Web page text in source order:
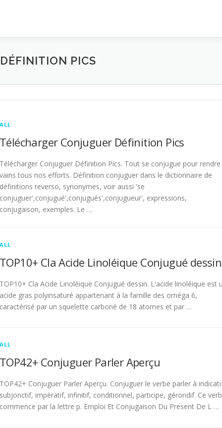
PICS
ALL
Télécharger Conjuguer Définition Pics
Télécharger Conjuguer Définition Pics. Tout se conjugue pour rendre
vains tous nos efforts. Définition conjuguer dans le dictionnaire de
définitions reverso, synonymes, voir aussi 'se
conjuguer',conjugué',conjugués',conjugueur', expressions,
conjugaison, exemples. Le …
ALL
TOP10+ Cla Acide Linoléique Conjugué dessin
TOP10+ Cla Acide Linoléique Conjugué dessin. L'acide linoléique est
acide gras polyinsaturé appartenant à la famille des oméga 6,
caractérisé par un squelette carboné de 18 atomes et par …
ALL
TOP42+ Conjuguer Parler Aperçu
TOP42+ Conjuguer Parler Aperçu. Conjuguer le verbe parler à
subjonctif, impératif, infinitif, conditionnel, participe, gérondif. Ce
commence par la lettre p. Emploi Et Conjugaison Du Present De L …